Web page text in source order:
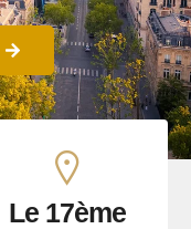
Le 17ème